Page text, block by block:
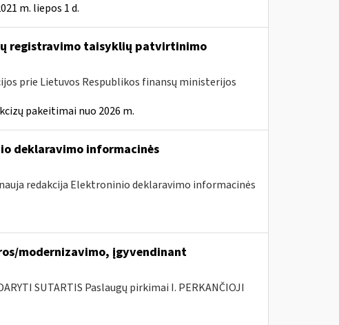
m. liepos 1 d.
registravimo taisyklių patvirtinimo
prie Lietuvos Respublikos finansų ministerijos
pakeitimai nuo 2026 m.
deklaravimo informacinės
redakcija Elektroninio deklaravimo informacinės
modernizavimo, įgyvendinant
SUTARTIS Paslaugų pirkimai I. PERKANČIOJI